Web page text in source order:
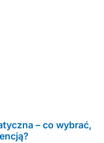
– co wybrać,